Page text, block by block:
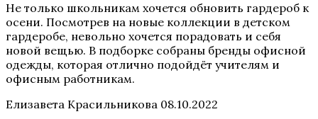
Не только школьникам хочется обновить гардероб к
осени. Посмотрев на новые коллекции в детском
гардеробе, невольно хочется порадовать и себя
новой вещью. В подборке собраны бренды офисной
одежды, которая отлично подойдёт учителям и
офисным работникам.
Елизавета Красильникова 08.10.2022